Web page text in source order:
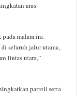
arus
pada malam ini.
seluruh jalur utama,
lintas utara,”
patroli serta